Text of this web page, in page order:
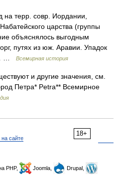
терр. совр. Иордании,
царства (группы
объяснялось выгодным
путях из юж. Аравии. Упадок
…
Всемирная история
и другие значения, см.
Петра* Petra** Всемирное
18+
сайте
PHP, Joomla,
Drupal,